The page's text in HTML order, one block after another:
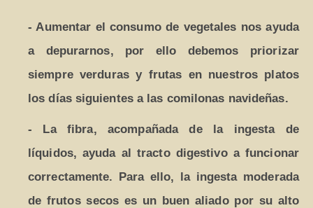
- Aumentar el consumo de vegetales nos ayuda
a depurarnos, por ello debemos priorizar
siempre verduras y frutas en nuestros platos
los días siguientes a las comilonas navideñas.
- La fibra, acompañada de la ingesta de
líquidos, ayuda al tracto digestivo a funcionar
correctamente. Para ello, la ingesta moderada
de frutos secos es un buen aliado por su alto